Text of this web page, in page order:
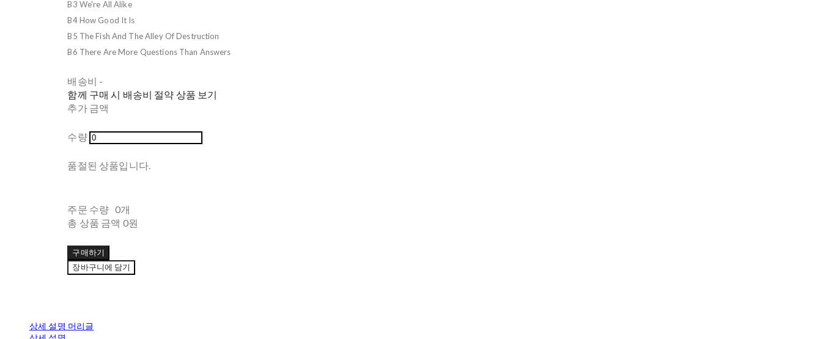
B3 We're All Alike
B4 How Good It Is
B5 The Fish And The Alley Of Destruction
B6 There Are More Questions Than Answers
배송비 -
함께 구매 시 배송비 절약 상품 보기
추가 금액
수량
품절된 상품입니다.
주문 수량 0개
총 상품 금액 0원
구매하기
장바구니에 담기
상세 설명 머리글